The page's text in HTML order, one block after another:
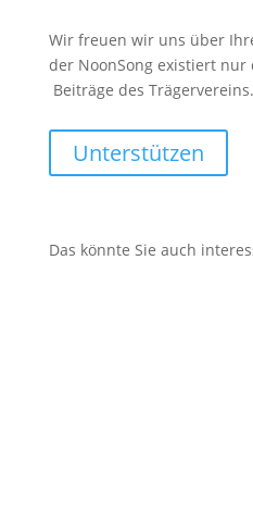
Wir freuen wir uns über
der NoonSong existiert
Beiträge des Trägervereins.
Unterstützen
Das könnte Sie auch